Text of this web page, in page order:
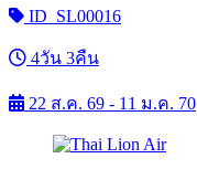
ID_SL00016
4วัน 3คืน
22 ส.ค. 69 - 11 ม.ค. 70